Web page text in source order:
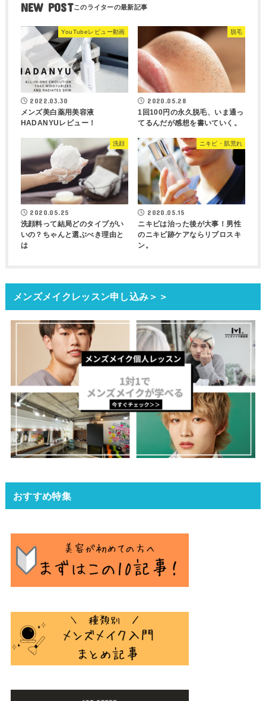
NEW POST
YouTubeレビュー動画
2022.03.30
メンズ美白薬用美容液
HADANYUレビュー！
脱毛
2020.05.28
1回100円の永久脱毛、いま通っ
てるんだが感想を書いていく。
洗顔
2020.05.25
洗顔料って結局どのタイプがい
いの？ちゃんと選ぶべき理由と
は
ニキビ・肌荒れ
2020.05.15
ニキビは治った後が大事！男性
のニキビ跡ケアならリプロスキ
ン。
メンズメイクレッスン申し込み＞＞
おすすめ特集